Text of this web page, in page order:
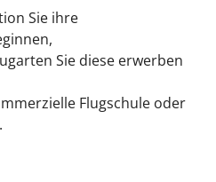
Sie ihre
Sie diese erwerben
Flugschule oder